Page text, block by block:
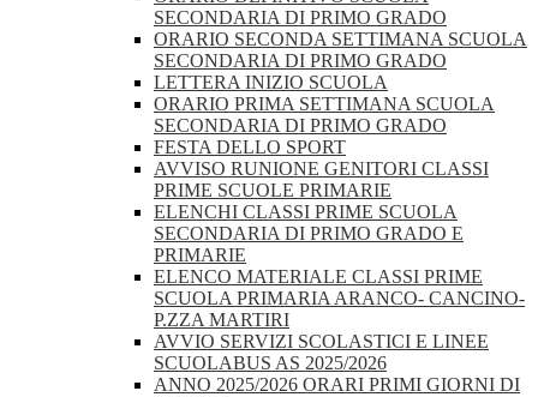
SECONDARIA DI PRIMO GRADO
ORARIO SECONDA SETTIMANA SCUOLA
SECONDARIA DI PRIMO GRADO
LETTERA INIZIO SCUOLA
ORARIO PRIMA SETTIMANA SCUOLA
SECONDARIA DI PRIMO GRADO
FESTA DELLO SPORT
AVVISO RUNIONE GENITORI CLASSI
PRIME SCUOLE PRIMARIE
ELENCHI CLASSI PRIME SCUOLA
SECONDARIA DI PRIMO GRADO E
PRIMARIE
ELENCO MATERIALE CLASSI PRIME
SCUOLA PRIMARIA ARANCO- CANCINO-
P.ZZA MARTIRI
AVVIO SERVIZI SCOLASTICI E LINEE
SCUOLABUS AS 2025/2026
ANNO 2025/2026 ORARI PRIMI GIORNI DI